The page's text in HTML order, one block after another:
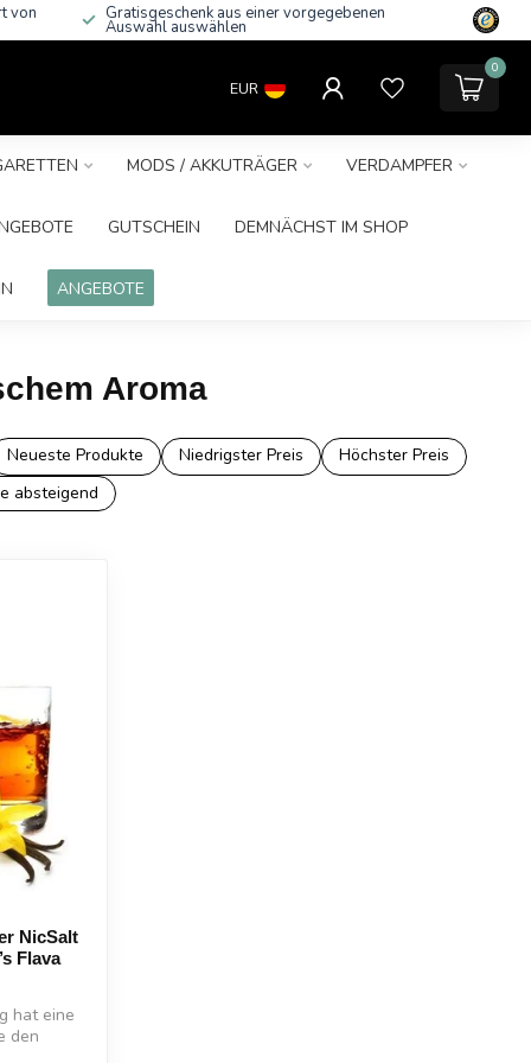
von Gratisgeschenk aus einer vorgegebenen
Auswahl auswählen
EUR
0
MODS / AKKUTRÄGER VERDAMPFER
GUTSCHEIN DEMNÄCHST IM SHOP
ANGEBOTE
Aroma
Neueste Produkte Niedrigster Preis
Höchster Preis
absteigend
NicSalt
Flava
hat eine
den